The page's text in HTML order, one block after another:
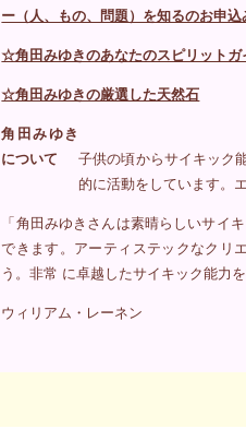
ー（人、もの、問題）を知るのお申込
☆角田みゆきのあなたのスピリット
☆角田みゆきの厳選した天然石
角田みゆき
について
子供の頃からサイキック
的に活動をしています。
「角田みゆきさんは素晴らしいサイ
できます。アーティステックなクリ
う。非常 に卓越したサイキック能力を
ウィリアム・レーネン